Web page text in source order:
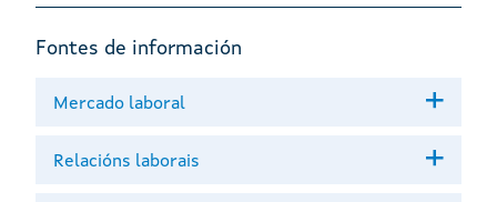
Fontes de información
Mercado laboral
Relacións laborais